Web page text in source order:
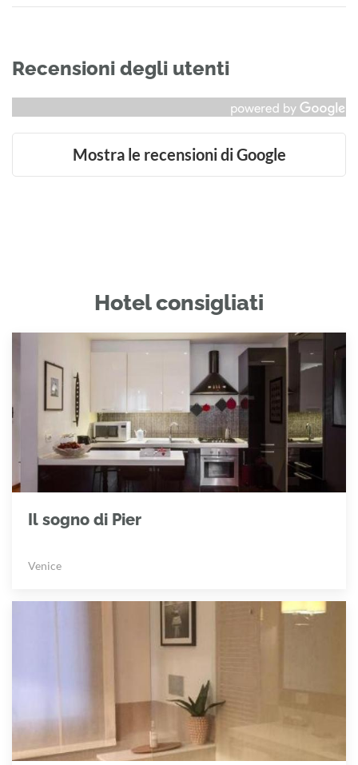
Recensioni degli utenti
Mostra le recensioni di Google
Hotel consigliati
Il sogno di Pier
Venice